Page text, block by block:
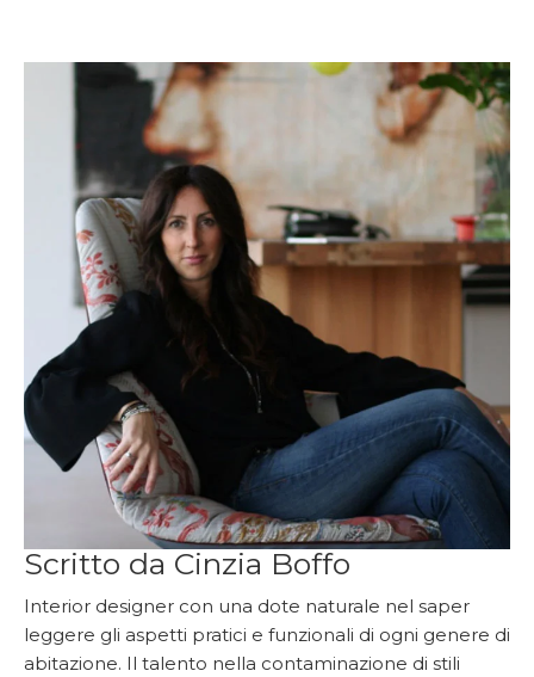
Scritto da Cinzia Boffo
Interior designer con una dote naturale nel saper
leggere gli aspetti pratici e funzionali di ogni genere di
abitazione. Il talento nella contaminazione di stili